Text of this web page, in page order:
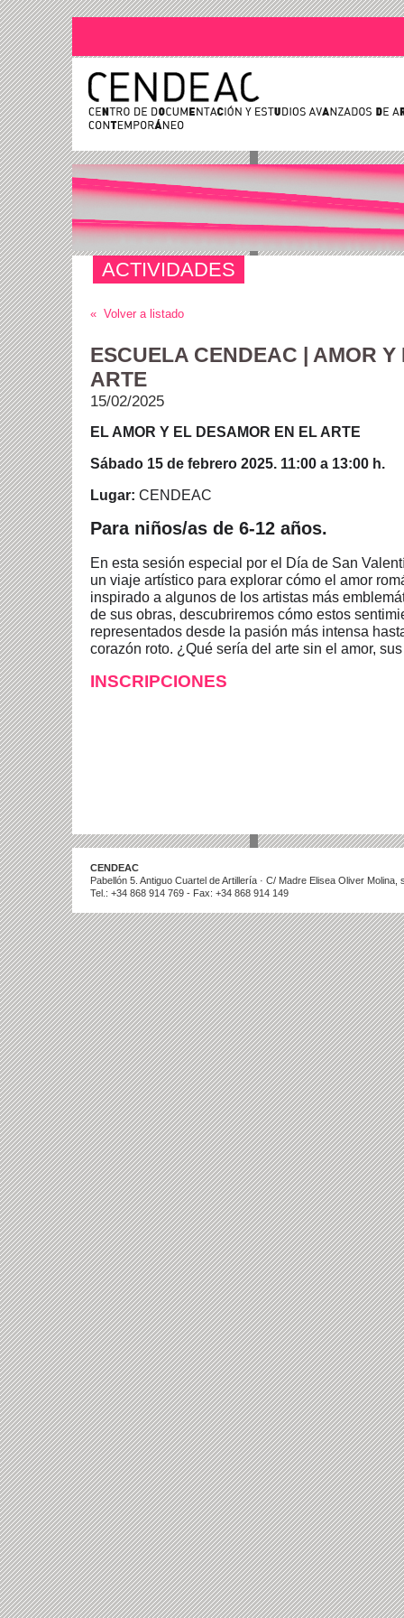
ACTIVIDADES
« Volver a listado
ESCUELA CENDEAC | AMOR
ARTE
15/02/2025
EL AMOR Y EL DESAMOR EN EL ARTE
Sábado 15 de febrero 2025. 11:00 a 13:00 h.
Lugar: CENDEAC
Para niños/as de 6-12 años.
En esta sesión especial por el Día de San
un viaje artístico para explorar cómo el amor
inspirado a algunos de los artistas más
de sus obras, descubriremos cómo estos
representados desde la pasión más intensa
corazón roto. ¿Qué sería del arte sin el amor,
INSCRIPCIONES
CENDEAC
Pabellón 5. Antiguo Cuartel de Artillería · C/ Madre Elisea Oliver
Tel.: +34 868 914 769 - Fax: +34 868 914 149